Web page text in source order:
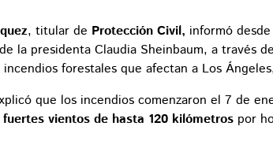
, titular de Protección Civil, informó
la presidenta Claudia Sheinbaum, a través
forestales que afectan a Los
que los incendios comenzaron el 7 de
fuertes vientos de hasta 120 kilómetros por